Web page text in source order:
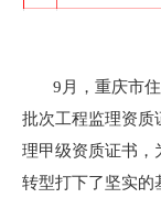
9月，重庆市住
批次工程监理资质
理甲级资质证书，
转型打下了坚实的